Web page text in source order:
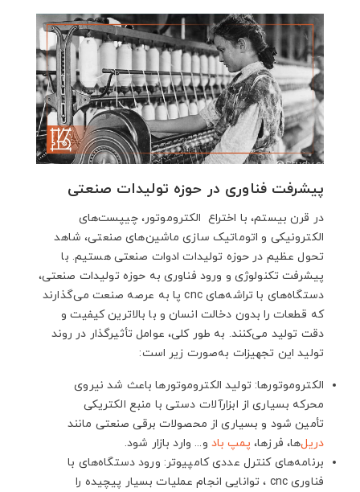
پیشرفت فناوری در حوزه تولیدات صنعتی
در قرن بیستم، با اختراع الکتروموتور، چیپست‌های
الکترونیکی و اتوماتیک سازی ماشین‌های صنعتی، شاهد
تحول عظیم در حوزه تولیدات ادوات صنعتی هستیم. با
پیشرفت تکنولوژی و ورود فناوری به حوزه تولیدات صنعتی،
دستگاه‌های با تراشه‌های cnc پا به عرصه صنعت می‌گذارند
که قطعات را بدون دخالت انسان و با بالاترین کیفیت و
دقت تولید می‌کنند. به طور کلی، عوامل تأثیرگذار در روند
تولید این تجهیزات به‌صورت زیر است:
الکتروموتورها: تولید الکتروموتورها باعث شد نیروی
محرکه بسیاری از ابزارآلات دستی با منبع الکتریکی
تأمین شود و بسیاری از محصولات برقی صنعتی مانند
دریل‌ها، فرزها، پمپ باد و... وارد بازار شود.
برنامه‌های کنترل عددی کامپیوتر: ورود دستگاه‌های با
فناوری cnc ، توانایی انجام عملیات بسیار پیچیده را